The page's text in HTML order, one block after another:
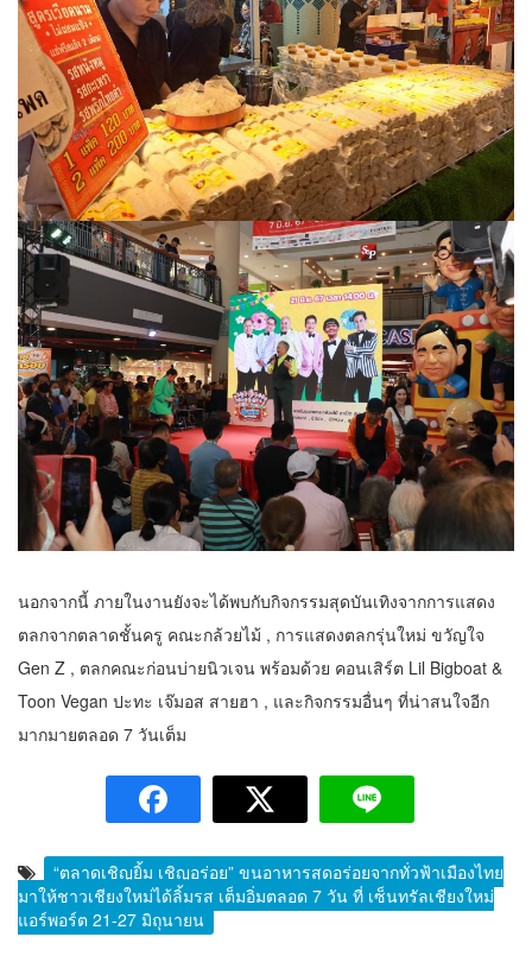
นอกจากนี้ ภายในงานยังจะได้พบกับกิจกรรมสุดบันเทิงจากการแสดง
ตลกจากตลาดชั้นครู คณะกล้วยไม้ , การแสดงตลกรุ่นใหม่ ขวัญใจ
Gen Z , ตลกคณะก่อนบ่ายนิวเจน พร้อมด้วย คอนเสิร์ต Lil Bigboat &
Toon Vegan ปะทะ เจ๊มอส สายฮา , และกิจกรรมอื่นๆ ที่น่าสนใจอีก
มากมายตลอด 7 วันเต็ม
“ตลาดเชิญยิ้ม เชิญอร่อย” ขนอาหารสุดอร่อยจากทั่วฟ้าเมืองไทย
มาให้ชาวเชียงใหม่ได้ลิ้มรส เต็มอิ่มตลอด 7 วัน ที่ เซ็นทรัลเชียงใหม่
แอร์พอร์ต 21-27 มิถุนายน